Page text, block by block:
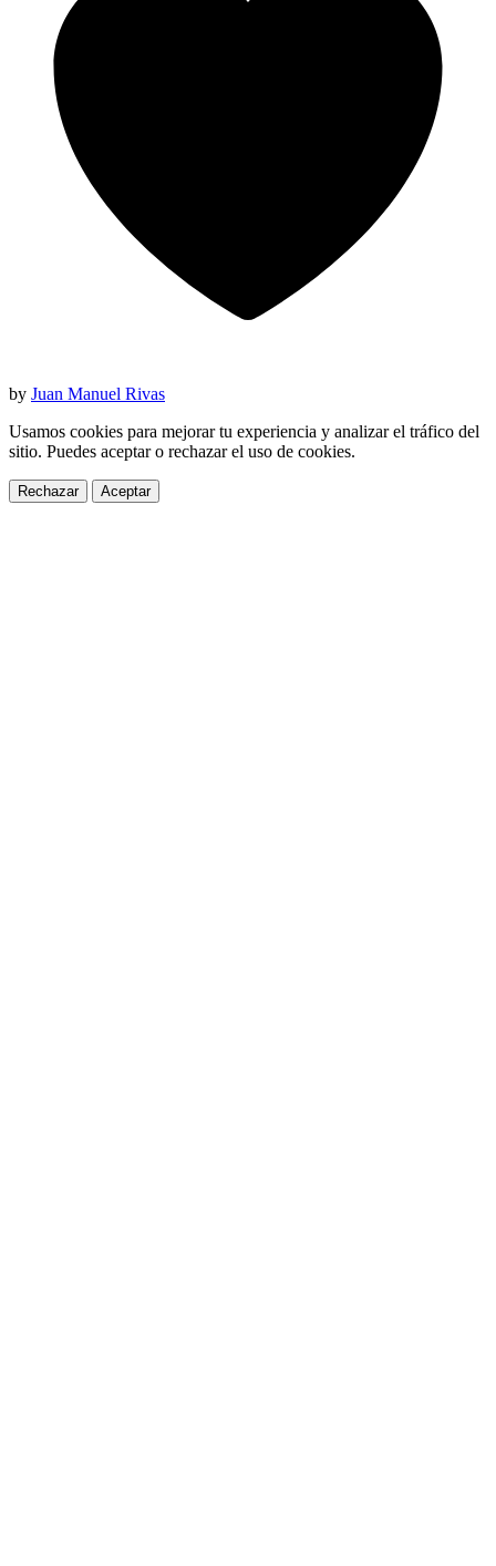
by Juan Manuel Rivas
Usamos cookies para mejorar tu experiencia y analizar el tráfico del
sitio. Puedes aceptar o rechazar el uso de cookies.
Rechazar Aceptar